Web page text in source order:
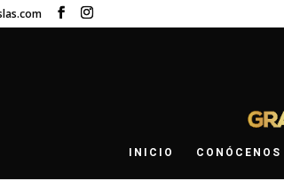
INICIO CONÓCENOS